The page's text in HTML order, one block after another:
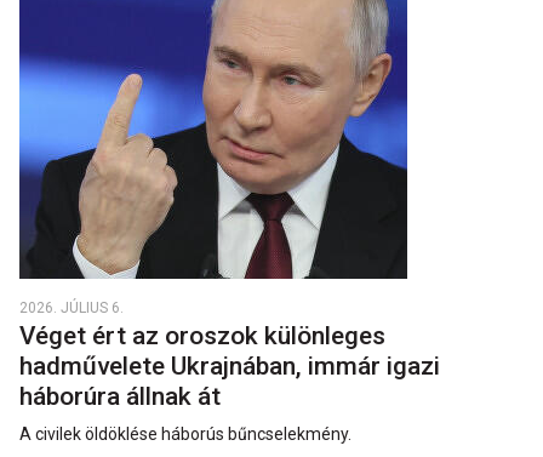
2026. JÚLIUS 6.
Véget ért az oroszok különleges
hadművelete Ukrajnában, immár igazi
háborúra állnak át
A civilek öldöklése háborús bűncselekmény.